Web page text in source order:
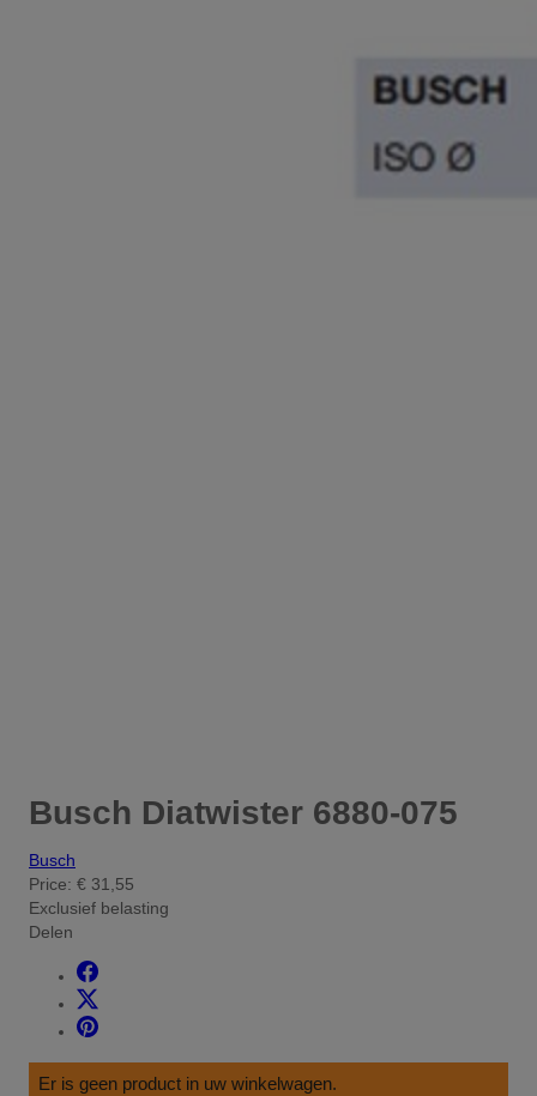
Busch Diatwister 6880-075
Busch
Price: € 31,55
Exclusief belasting
Delen
Er is geen product in uw winkelwagen.